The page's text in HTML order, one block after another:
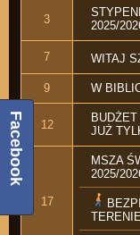
3
2025/
7 WITAJ
9 W
12
JUŻ
17
MSZA
2025/
Facebook